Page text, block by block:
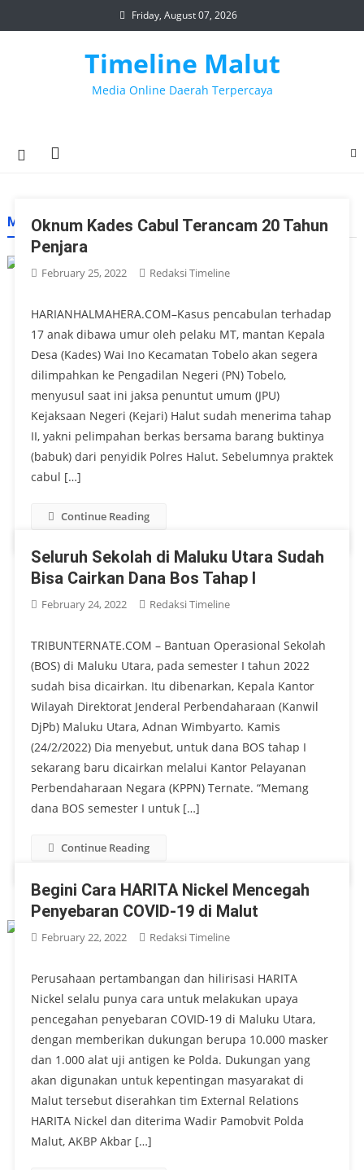
to
Friday, August 07, 2026
Timeline Malut
Media Online Daerah Terpercaya
MONTH:FEBRUARY 2022
Oknum Kades Cabul Terancam 20 Tahun
Penjara
February 25, 2022 Redaksi Timeline
HARIANHALMAHERA.COM–Kasus pencabulan terhadap
17 anak dibawa umur oleh pelaku MT, mantan Kepala
Desa (Kades) Wai Ino Kecamatan Tobelo akan segera
dilimpahkan ke Pengadilan Negeri (PN) Tobelo,
menyusul saat ini jaksa penuntut umum (JPU)
Kejaksaan Negeri (Kejari) Halut sudah menerima tahap
II, yakni pelimpahan berkas bersama barang buktinya
(babuk) dari penyidik Polres Halut. Sebelumnya praktek
cabul […]
Continue Reading
Seluruh Sekolah di Maluku Utara Sudah
Bisa Cairkan Dana Bos Tahap I
February 24, 2022 Redaksi Timeline
TRIBUNTERNATE.COM – Bantuan Operasional Sekolah
(BOS) di Maluku Utara, pada semester I tahun 2022
sudah bisa dicairkan. Itu dibenarkan, Kepala Kantor
Wilayah Direktorat Jenderal Perbendaharaan (Kanwil
DjPb) Maluku Utara, Adnan Wimbyarto. Kamis
(24/2/2022) Dia menyebut, untuk dana BOS tahap I
sekarang baru dicairkan melalui Kantor Pelayanan
Perbendaharaan Negara (KPPN) Ternate. “Memang
dana BOS semester I untuk […]
Continue Reading
Begini Cara HARITA Nickel Mencegah
Penyebaran COVID-19 di Malut
February 22, 2022 Redaksi Timeline
Perusahaan pertambangan dan hilirisasi HARITA
Nickel selalu punya cara untuk melakukan upaya
pencegahan penyebaran COVID-19 di Maluku Utara,
dengan memberikan dukungan berupa 10.000 masker
dan 1.000 alat uji antigen ke Polda. Dukungan yang
akan digunakan untuk kepentingan masyarakat di
Malut tersebut diserahkan tim External Relations
HARITA Nickel dan diterima Wadir Pamobvit Polda
Malut, AKBP Akbar […]